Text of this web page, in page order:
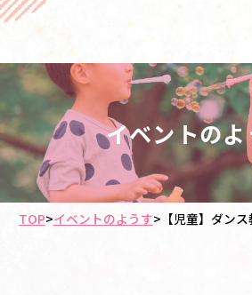
イベントの
TOP>イベントのようす> 【児童】ダン